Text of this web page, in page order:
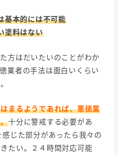
基本的には不可能
塗料はない
方はだいたいのことがわか
業者の手法は面白いくらい
まるようであれば、悪徳業
十分に警戒する必要があ
じた部分があったら我々の
たい。２４時間対応可能